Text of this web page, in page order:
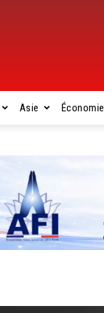
Asie Économie